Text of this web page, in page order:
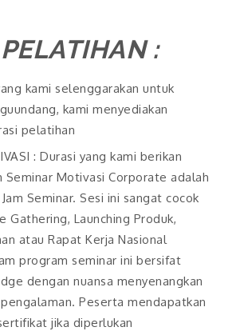
:
kami selenggarakan untuk
kami menyediakan
pelatihan
: Durasi yang kami berikan
Seminar Motivasi Corporate adalah
Seminar. Sesi ini sangat cocok
Gathering, Launching Produk,
atau Rapat Kerja Nasional
program seminar ini bersifat
dengan nuansa menyenangkan
Peserta mendapatkan
jika diperlukan